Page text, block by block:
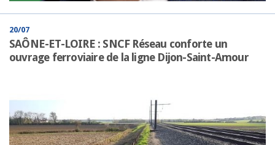
20/07
SAÔNE-ET-LOIRE : SNCF Réseau conforte un
ouvrage ferroviaire de la ligne Dijon-Saint-Amour